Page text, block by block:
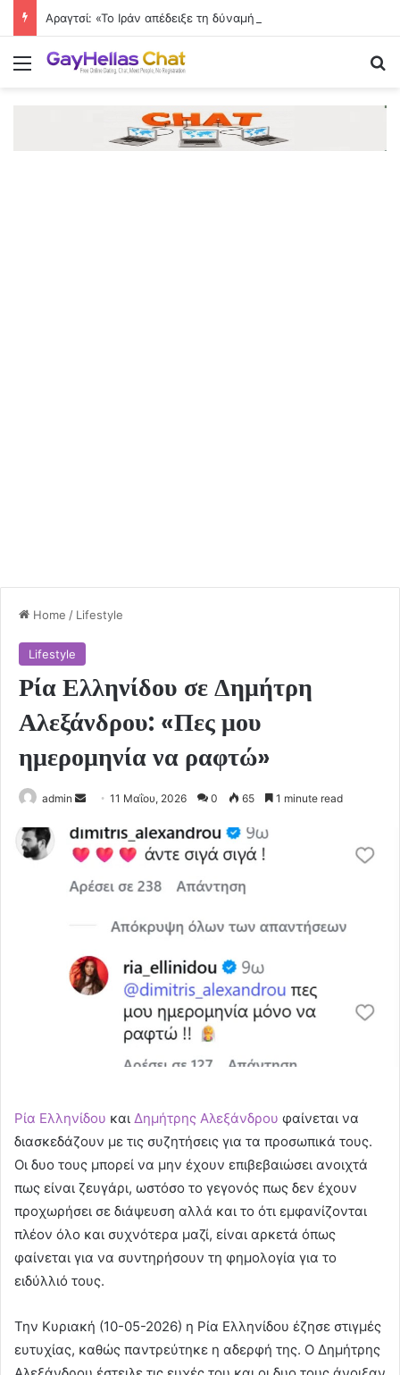
Menu
Home / Lifestyle
Lifestyle
Ρία Ελληνίδου σε Δημήτρη
Αλεξάνδρου: «Πες μου
ημερομηνία να ραφτώ»
admin
Send
email
11 Μαΐου, 2026 0 65 1 minute read
Ρία Ελληνίδου και Δημήτρης Αλεξάνδρου φαίνεται να
διασκεδάζουν με τις συζητήσεις για τα προσωπικά τους.
Οι δυο τους μπορεί να μην έχουν επιβεβαιώσει ανοιχτά
πως είναι ζευγάρι, ωστόσο το γεγονός πως δεν έχουν
προχωρήσει σε διάψευση αλλά και το ότι εμφανίζονται
πλέον όλο και συχνότερα μαζί, είναι αρκετά όπως
φαίνεται για να συντηρήσουν τη φημολογία για το
ειδύλλιό τους.
Την Κυριακή (10-05-2026) η Ρία Ελληνίδου έζησε στιγμές
ευτυχίας, καθώς παντρεύτηκε η αδερφή της. Ο Δημήτρης